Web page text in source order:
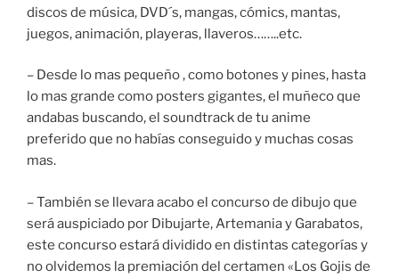
discos de música, DVD´s, mangas, cómics, mantas,
juegos, animación, playeras, llaveros……..etc.
– Desde lo mas pequeño , como botones y pines, hasta
lo mas grande como posters gigantes, el muñeco que
andabas buscando, el soundtrack de tu anime
preferido que no habías conseguido y muchas cosas
mas.
– También se llevara acabo el concurso de dibujo que
será auspiciado por Dibujarte, Artemania y Garabatos,
este concurso estará dividido en distintas categorías y
no olvidemos la premiación del certamen «Los Gojis de